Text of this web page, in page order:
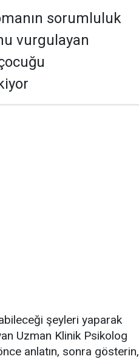
sorumluluk
vurgulayan
şeyleri yaparak
Uzman Klinik Psikolog
anlatın, sonra gösterin,